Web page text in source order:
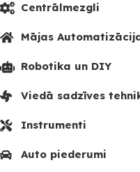
Centrālmezgli
Mājas
Robotika un DIY
Viedā sadzīves
Instrumenti
Auto piederumi